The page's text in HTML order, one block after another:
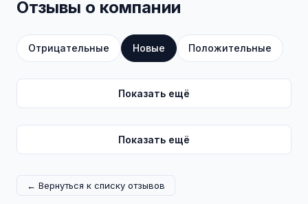
Отзывы о компании
Отрицательные Новые Положительные
Показать ещё
Показать ещё
← Вернуться к списку отзывов